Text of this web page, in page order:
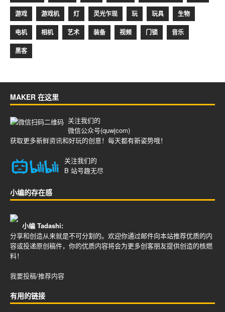
游戏 游戏机 灯 灵光乍现 玩 玩具 生物
电机 相机 艺术 装备 视频 门锁 音乐
黑客
MAKER 在这里
关注我们的
微信公众号(quwjcom)
获取更多新鲜资讯和好玩的创意！每天都有新姿势哦！
关注我们的
B 站号趣无尽
小编的存在感
小编 Tadashi:
分享和创造从来就是不可分割的。欢迎你通过邮件向本站推荐优质的内
容或投递原创稿件，你的优质内容将会为更多创客朋友提供创造的核燃
料！
我要投稿/推荐内容
有用的链接